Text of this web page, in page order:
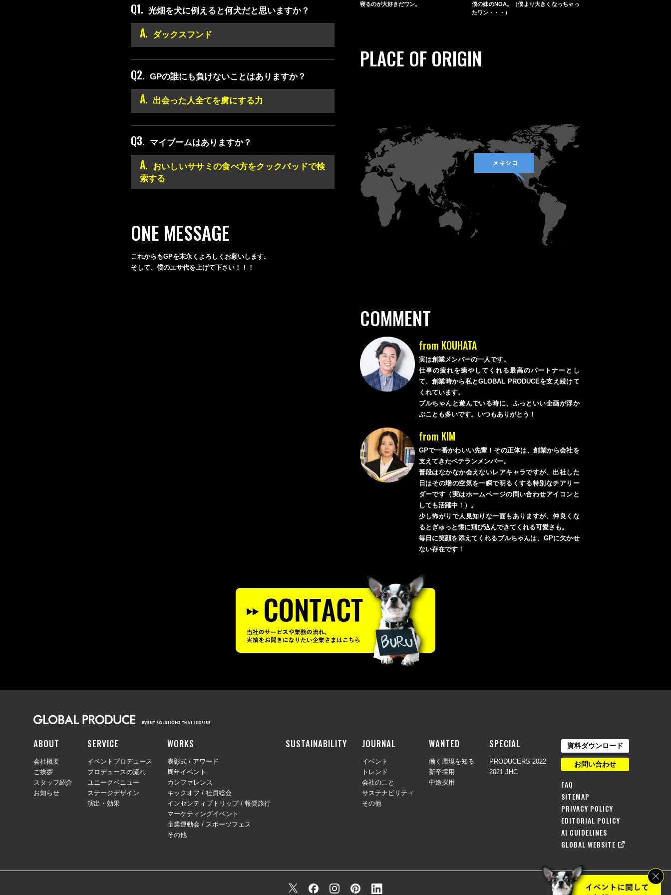
Q1. 光畑を犬に例えると何犬だと思いますか？
A. ダックスフンド
Q2. GPの誰にも負けないことはありますか？
A. 出会った人全てを虜にする力
Q3. マイブームはありますか？
A.
おいしいササミの食べ方をクックパッドで検
索する
ONE MESSAGE
これからもGPを末永くよろしくお願いします。
そして、僕のエサ代を上げて下さい！！！
寝るのが大好きだワン。
僕の妹のNOA。（僕より大きくなっちゃっ
たワン・・・）
PLACE OF ORIGIN
COMMENT
from KOUHATA
実は創業メンバーの一人です。
仕事の疲れを癒やしてくれる最高のパートナーとし
て、創業時から私とGLOBAL PRODUCEを支え続けて
くれています。
ブルちゃんと遊んでいる時に、ふっといい企画が浮か
ぶことも多いです。いつもありがとう！
from KIM
GPで一番かわいい先輩！その正体は、創業から会社を
支えてきたベテランメンバー。
普段はなかなか会えないレアキャラですが、出社した
日はその場の空気を一瞬で明るくする特別なチアリー
ダーです（実はホームページの問い合わせアイコンと
しても活躍中！）。
少し怖がりで人見知りな一面もありますが、仲良くな
るとぎゅっと懐に飛び込んできてくれる可愛さも。
毎日に笑顔を添えてくれるブルちゃんは、GPに欠かせ
ない存在です！
ABOUT
会社概要
ご挨拶
スタッフ紹介
お知らせ
SERVICE
イベントプロデュース
プロデュースの流れ
ユニークベニュー
ステージデザイン
演出・効果
WORKS
表彰式 / アワード
周年イベント
カンファレンス
キックオフ / 社員総会
インセンティブトリップ / 報奨旅行
マーケティングイベント
企業運動会 / スポーツフェス
その他
SUSTAINABILITY JOURNAL
イベント
トレンド
会社のこと
サステナビリティ
その他
WANTED
働く環境を知る
新卒採用
中途採用
SPECIAL
PRODUCERS 2022
2021 JHC
資料ダウンロード
お問い合わせ
FAQ
SITEMAP
PRIVACY POLICY
EDITORIAL POLICY
AI GUIDELINES
GLOBAL WEBSITE